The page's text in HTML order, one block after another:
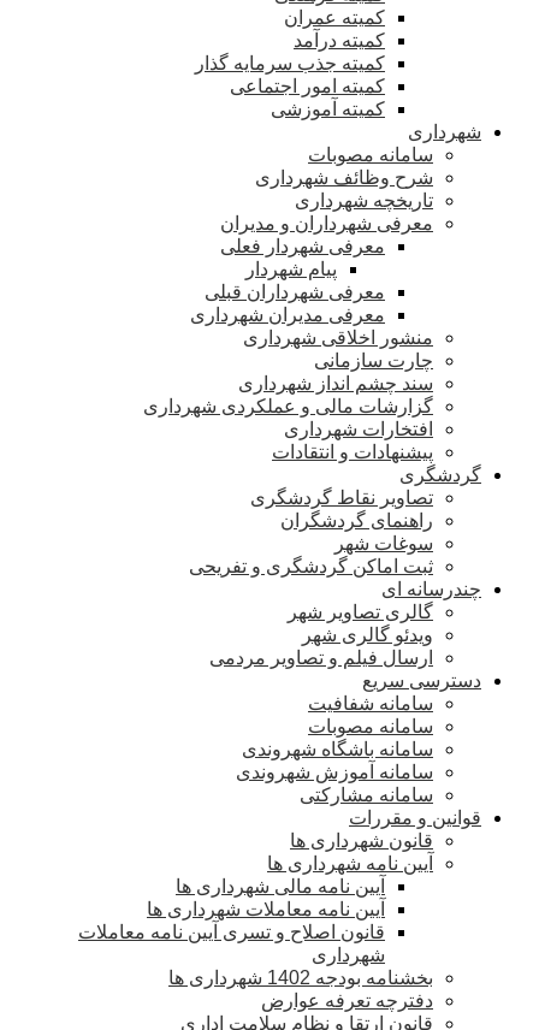
کمیته عمران
کمیته درآمد
کمیته جذب سرمایه گذار
کمیته امور اجتماعی
کمیته آموزشی
شهرداری
سامانه مصوبات
شرح وظائف شهرداری
تاریخچه شهرداری
معرفی شهرداران و مدیران
معرفی شهردار فعلی
پیام شهردار
معرفی شهرداران قبلی
معرفی مدیران شهرداری
منشور اخلاقی شهرداری
چارت سازمانی
سند چشم انداز شهرداری
گزارشات مالی و عملکردی شهرداری
افتخارات شهرداری
پیشنهادات و انتقادات
گردشگری
تصاویر نقاط گردشگری
راهنمای گردشگران
سوغات شهر
ثبت اماکن گردشگری و تفریحی
چندرسانه ای
گالری تصاویر شهر
ویدئو گالری شهر
ارسال فیلم و تصاویر مردمی
دسترسی سریع
سامانه شفافیت
سامانه مصوبات
سامانه باشگاه شهروندی
سامانه آموزش شهروندی
سامانه مشارکتی
قوانین و مقررات
قانون شهرداری ها
آیین نامه شهرداری ها
آیین نامه مالی شهرداری ها
آیین نامه معاملات شهرداری ها
قانون اصلاح و تسری آیین نامه معاملات
شهرداری
بخشنامه بودجه 1402 شهرداری ها
دفترچه تعرفه عوارض
قانون ارتقا و نظام سلامت اداری